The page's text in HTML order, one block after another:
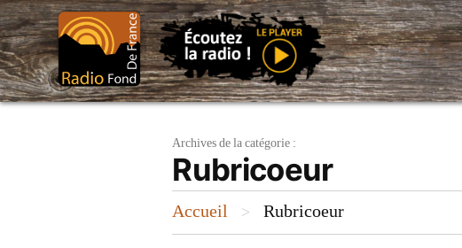
Aller
au
contenu
Archives de la catégorie :
Rubricoeur
Accueil > Rubricoeur